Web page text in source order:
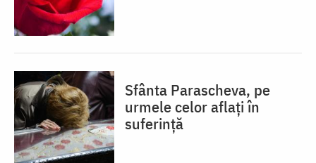
Sfânta Parascheva, pe
urmele celor aflați în
suferință